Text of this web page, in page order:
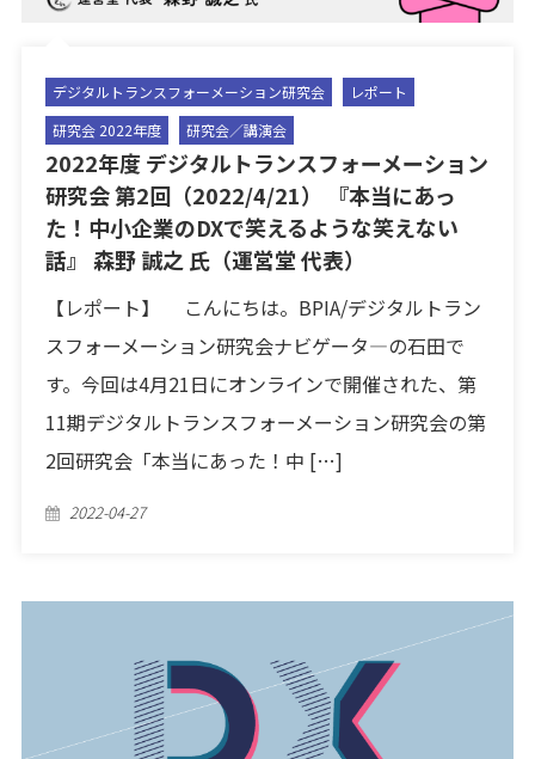
デジタルトランスフォーメーション研究会
レポート
研究会 2022年度
研究会／講演会
2022年度 デジタルトランスフォーメーション
研究会 第2回（2022/4/21） 『本当にあっ
た！中小企業のDXで笑えるような笑えない
話』 森野 誠之 氏（運営堂 代表）
【レポート】 こんにちは。BPIA/デジタルトラン
スフォーメーション研究会ナビゲータ―の石田で
す。今回は4月21日にオンラインで開催された、第
11期デジタルトランスフォーメーション研究会の第
2回研究会「本当にあった！中 […]
Posted
2022-04-27